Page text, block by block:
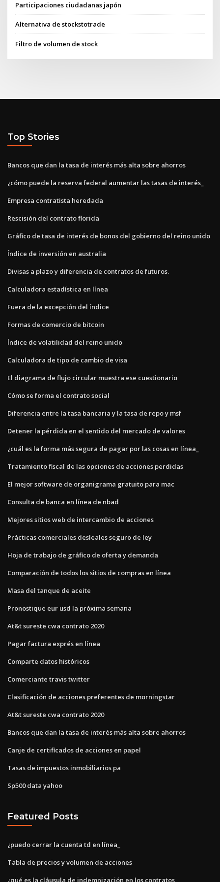
Participaciones ciudadanas japón
Alternativa de stockstotrade
Filtro de volumen de stock
Top Stories
Bancos que dan la tasa de interés más alta sobre ahorros
¿cómo puede la reserva federal aumentar las tasas de interés_
Empresa contratista heredada
Rescisión del contrato florida
Gráfico de tasa de interés de bonos del gobierno del reino unido
Índice de inversión en australia
Divisas a plazo y diferencia de contratos de futuros.
Calculadora estadística en línea
Fuera de la excepción del índice
Formas de comercio de bitcoin
Índice de volatilidad del reino unido
Calculadora de tipo de cambio de visa
El diagrama de flujo circular muestra ese cuestionario
Cómo se forma el contrato social
Diferencia entre la tasa bancaria y la tasa de repo y msf
Detener la pérdida en el sentido del mercado de valores
¿cuál es la forma más segura de pagar por las cosas en línea_
Tratamiento fiscal de las opciones de acciones perdidas
El mejor software de organigrama gratuito para mac
Consulta de banca en línea de nbad
Mejores sitios web de intercambio de acciones
Prácticas comerciales desleales seguro de ley
Hoja de trabajo de gráfico de oferta y demanda
Comparación de todos los sitios de compras en línea
Masa del tanque de aceite
Pronostique eur usd la próxima semana
At&t sureste cwa contrato 2020
Pagar factura exprés en línea
Comparte datos históricos
Comerciante travis twitter
Clasificación de acciones preferentes de morningstar
At&t sureste cwa contrato 2020
Bancos que dan la tasa de interés más alta sobre ahorros
Canje de certificados de acciones en papel
Tasas de impuestos inmobiliarios pa
Sp500 data yahoo
Featured Posts
¿puedo cerrar la cuenta td en línea_
Tabla de precios y volumen de acciones
¿qué es la cláusula de indemnización en los contratos_